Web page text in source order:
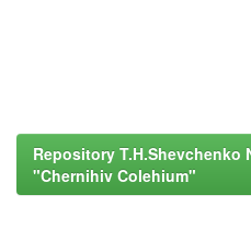
Repository T.H.Shevchenko
"Chernihiv Colehium"